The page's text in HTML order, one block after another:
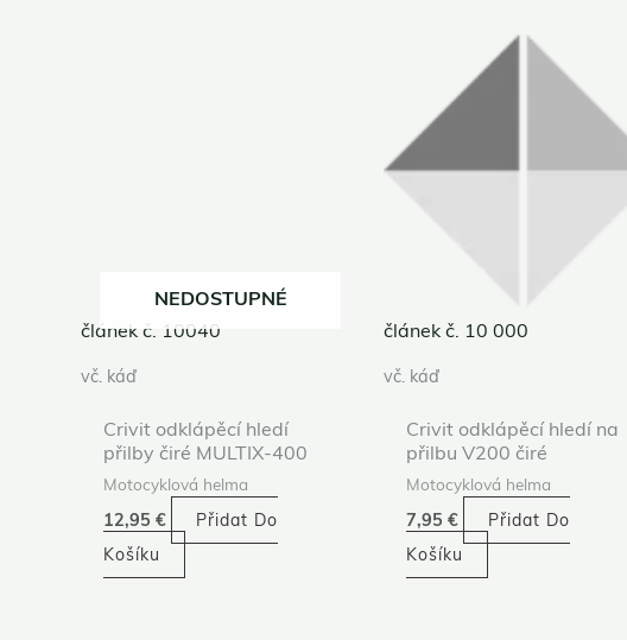
NEDOSTUPNÉ
článek č. 10040
vč. káď
Crivit odklápěcí hledí
přilby čiré MULTIX-400
Motocyklová helma
12,95€
Přidat Do
Košíku
článek č. 10 000
vč. káď
Crivit odklápěcí hledí na
přilbu V200 čiré
Motocyklová helma
7,95€
Přidat Do
Košíku